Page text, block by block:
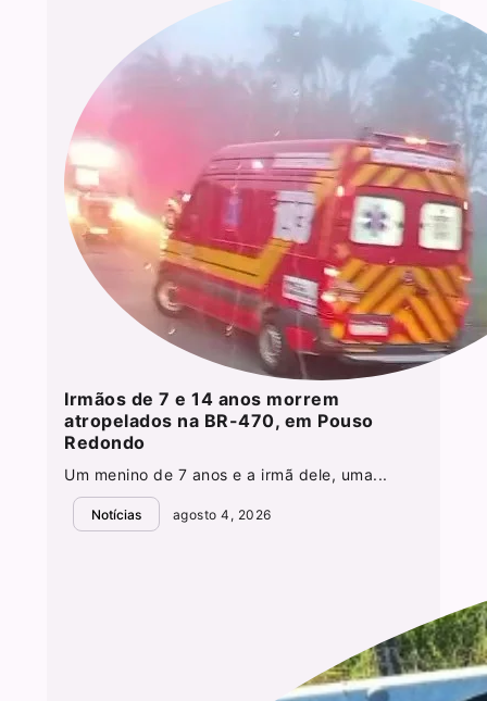
Irmãos de 7 e 14 anos morrem
atropelados na BR-470, em Pouso
Redondo
Um menino de 7 anos e a irmã dele, uma...
Notícias agosto 4, 2026